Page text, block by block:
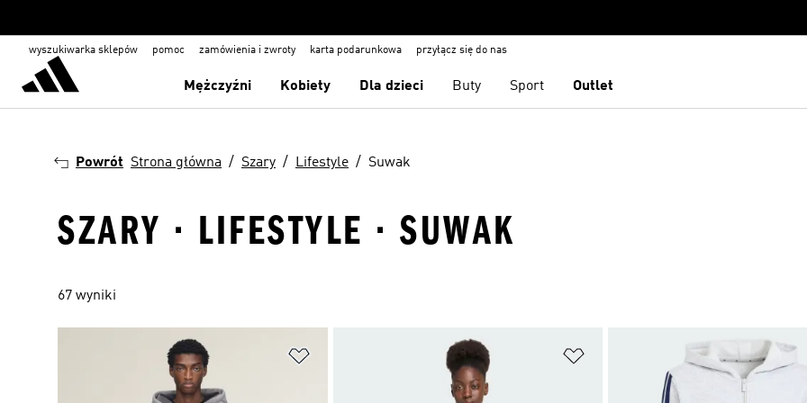
wyszukiwarka sklepów pomoc zamówienia i zwroty karta podarunkowa przyłącz się do nas
Mężczyźni Kobiety Dla dzieci Buty Sport Outlet
Powrót Strona główna Szary Lifestyle Suwak
SZARY · LIFESTYLE · SUWAK
67 wyniki
Dodaj do listy życzeń